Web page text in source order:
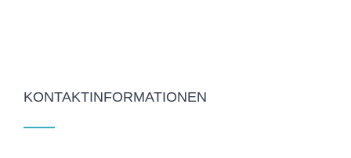
KONTAKTINFORMATIONEN